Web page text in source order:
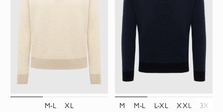
M-L XL M M-L L-XL XXL 3XL